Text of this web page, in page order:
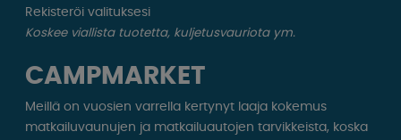
Rekisteröi valituksesi
Koskee viallista tuotetta, kuljetusvauriota ym.
CAMPMARKET
Meillä on vuosien varrella kertynyt laaja kokemus
matkailuvaunujen ja matkailuautojen tarvikkeista, koska